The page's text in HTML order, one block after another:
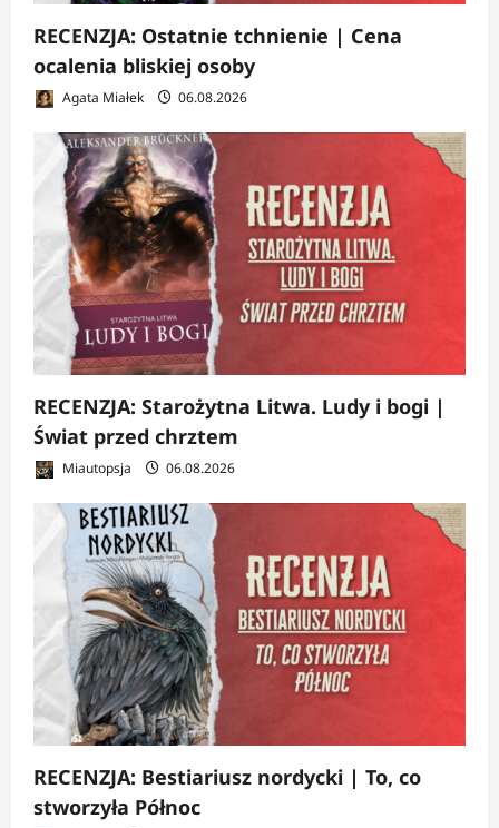
RECENZJA: Ostatnie tchnienie | Cena
ocalenia bliskiej osoby
Agata Miałek 06.08.2026
RECENZJA: Starożytna Litwa. Ludy i bogi |
Świat przed chrztem
Miautopsja 06.08.2026
RECENZJA: Bestiariusz nordycki | To, co
stworzyła Północ